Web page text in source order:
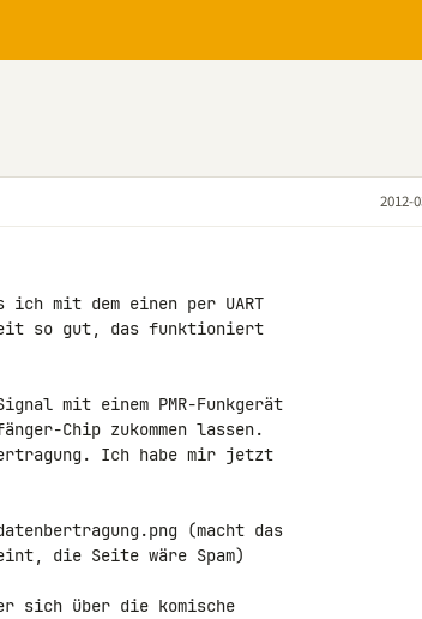
2012-
mit dem einen per UART
so gut, das funktioniert
mit einem PMR-Funkgerät
Chip zukommen lassen.
Ich habe mir jetzt
(macht das
die Seite wäre Spam)
sich über die komische